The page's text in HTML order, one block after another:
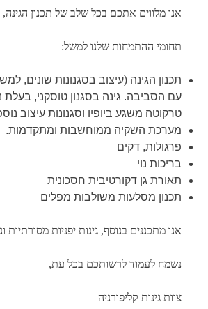
אנו מלווים אתכם בכל שלב של תכנון
תחומי ההתמחות שלנו למשל:
תכנון הגינה (עיצוב בסגנונות שונים,
עם הסביבה. גינה בסגנון טוסקני, בעלת
טרקוטה משגע ביופיו וסגנונות עיצוב
מערכת השקיה ממוחשבות ומתקדמות.
פרגולות, דקים
בריכות נוי
תאורת גן דקורטיבית חסכונית
תכנון מסלעות משולבות מפלים
אנו מתכננים בנוסף, גינות יפניות
נשמח לעמוד לרשותכם בכל עת,
צוות גינות קליפורניה